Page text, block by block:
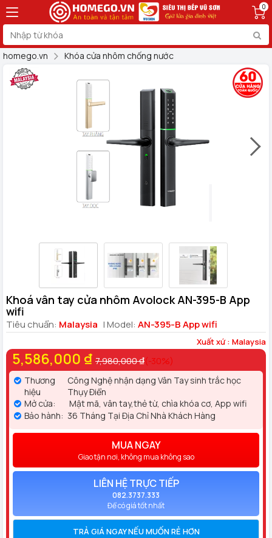
0
homego.vn Khóa cửa nhôm chống nước
Khoá vân tay cửa nhôm Avolock AN-395-B App
wifi
Tiêu chuẩn: Malaysia | Model: AN-395-B App wifi
Xuất xứ : Malaysia
5,586,000 ₫ 7,980,000 ₫(-30%)
Thương
hiệu
Công Nghệ nhận dạng Vân Tay sinh trắc học
Thụy Điển
Mở cửa:
Mật mã, vân tay,thẻ từ, chìa khóa cơ, App wifi
Bảo hành: 36 Tháng Tại Địa Chỉ Nhà Khách Hàng
MUA NGAY
Giao tận nơi, không mua không sao
LIÊN HỆ TRỰC TIẾP
082.3737.333
Để có giá tốt nhất
TRẢ GIÁ NGAY NẾU MUỐN RẺ HƠN